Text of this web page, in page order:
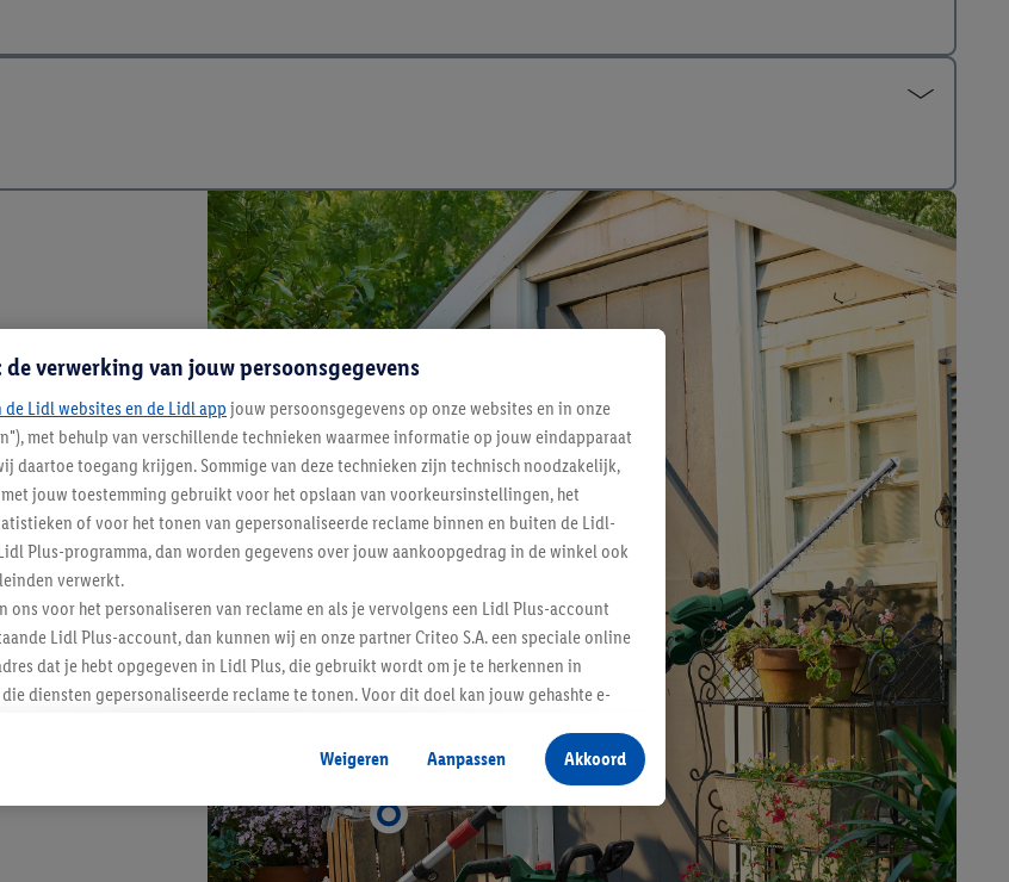
verwerking van jouw persoonsgegevens
Lidl websites en de Lidl app jouw persoonsgegevens op onze websites en in onze
met behulp van verschillende technieken waarmee informatie op jouw eindapparaat
daartoe toegang krijgen. Sommige van deze technieken zijn technisch noodzakelijk,
jouw toestemming gebruikt voor het opslaan van voorkeursinstellingen, het
of voor het tonen van gepersonaliseerde reclame binnen en buiten de Lidl-
Plus-programma, dan worden gegevens over jouw aankoopgedrag in de winkel ook
verwerkt.
ons voor het personaliseren van reclame en als je vervolgens een Lidl Plus-account
Lidl Plus-account, dan kunnen wij en onze partner Criteo S.A. een speciale online
dat je hebt opgegeven in Lidl Plus, die gebruikt wordt om je te herkennen in
diensten gepersonaliseerde reclame te tonen. Voor dit doel kan jouw gehashte e-
dan kunnen retargeting advertenties worden weergegeven voor producten waarin je
door het product in een winkelmandje van een online winkel te plaatsen
advertenties kunnen op verschillende eindapparaten en binnen verschillende
als verschillende eindapparaten en Lidl-diensten, met behulp van jouw gehashte e-
Weigeren Aanpassen Akkoord